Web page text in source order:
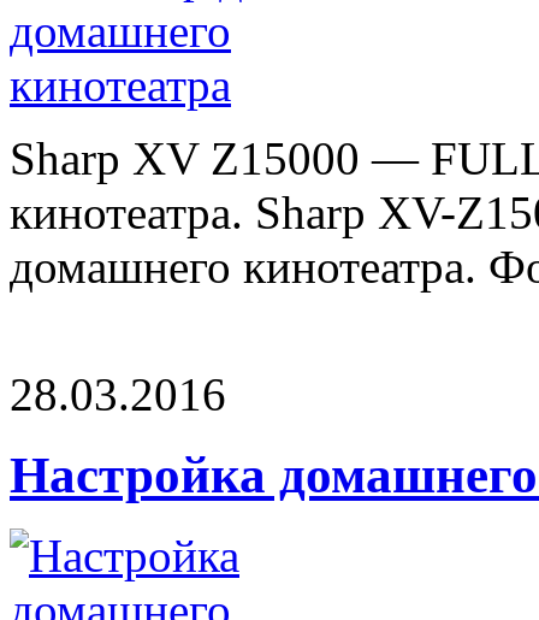
Sharp XV Z15000 —
кинотеатра. Sharp XV-
домашнего кинотеатра.
28.03.2016
Настройка